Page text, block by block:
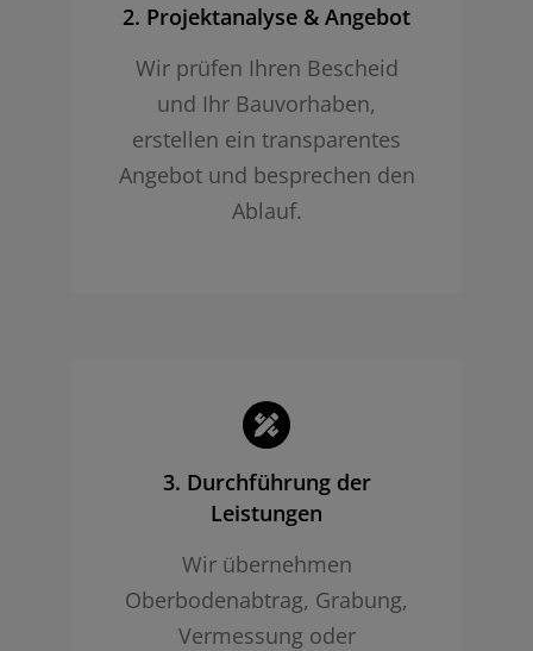
2. Projekt­analyse & Angebot
Wir prüfen Ihren Bescheid
und Ihr Bauvorhaben,
erstellen ein transparentes
Angebot und besprechen den
Ablauf.
3. Durchführung der
Leistungen
Wir übernehmen
Oberbodenabtrag, Grabung,
Vermessung oder